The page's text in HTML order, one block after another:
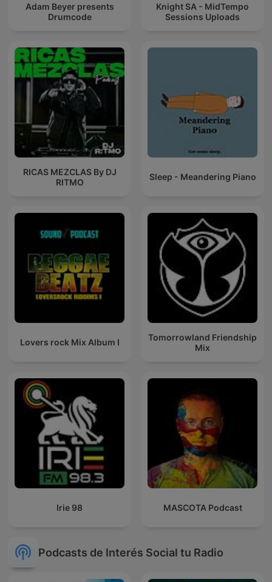
Adam Beyer presents
Drumcode
Knight SA - MidTempo
Sessions Uploads
RICAS MEZCLAS By DJ
RITMO
Sleep - Meandering Piano
Lovers rock Mix Album I
Tomorrowland Friendship
Mix
Irie 98 MASCOTA Podcast
Podcasts de Interés Social tu Radio